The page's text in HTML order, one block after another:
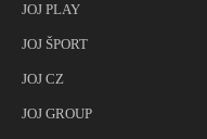
JOJ PLAY
JOJ ŠPORT
JOJ CZ
JOJ GROUP